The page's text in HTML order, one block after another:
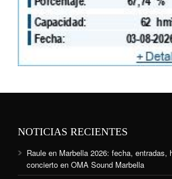
NOTICIAS RECIENTES
Raule en Marbella 2026: fecha, entradas,
concierto en OMA Sound Marbella